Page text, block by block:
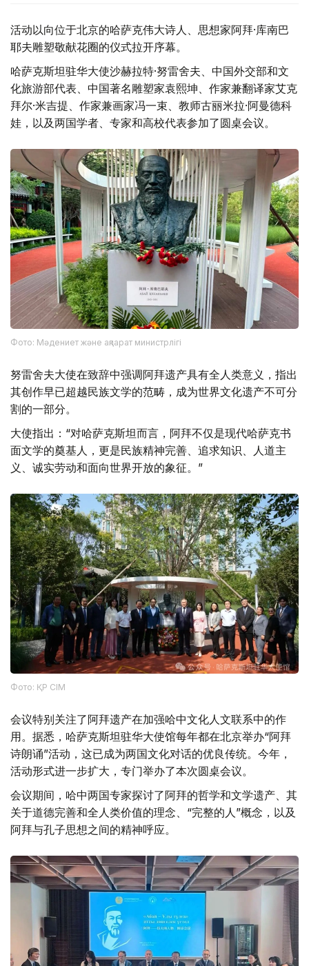
活动以向位于北京的哈萨克伟大诗人、思想家阿拜·库南巴
耶夫雕塑敬献花圈的仪式拉开序幕。
哈萨克斯坦驻华大使沙赫拉特·努雷舍夫、中国外交部和文
化旅游部代表、中国著名雕塑家袁熙坤、作家兼翻译家艾克
拜尔·米吉提、作家兼画家冯一束、教师古丽米拉·阿曼德科
娃，以及两国学者、专家和高校代表参加了圆桌会议。
Фото: Мәдениет және ақпарат министрлігі
努雷舍夫大使在致辞中强调阿拜遗产具有全人类意义，指出
其创作早已超越民族文学的范畴，成为世界文化遗产不可分
割的一部分。
大使指出：“对哈萨克斯坦而言，阿拜不仅是现代哈萨克书
面文学的奠基人，更是民族精神完善、追求知识、人道主
义、诚实劳动和面向世界开放的象征。”
Фото: ҚР СІМ
会议特别关注了阿拜遗产在加强哈中文化人文联系中的作
用。据悉，哈萨克斯坦驻华大使馆每年都在北京举办“阿拜
诗朗诵”活动，这已成为两国文化对话的优良传统。今年，
活动形式进一步扩大，专门举办了本次圆桌会议。
会议期间，哈中两国专家探讨了阿拜的哲学和文学遗产、其
关于道德完善和全人类价值的理念、“完整的人”概念，以及
阿拜与孔子思想之间的精神呼应。